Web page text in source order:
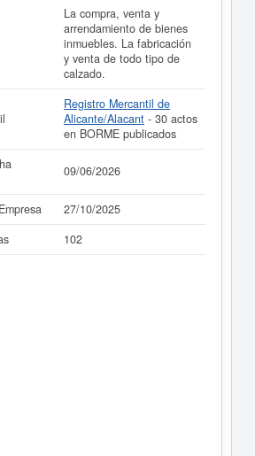
La compra, venta y
arrendamiento de bienes
inmuebles. La fabricación
y venta de todo tipo de
calzado.
Registro Mercantil de
Alicante/Alacant - 30 actos
en BORME publicados
09/06/2026
27/10/2025
102